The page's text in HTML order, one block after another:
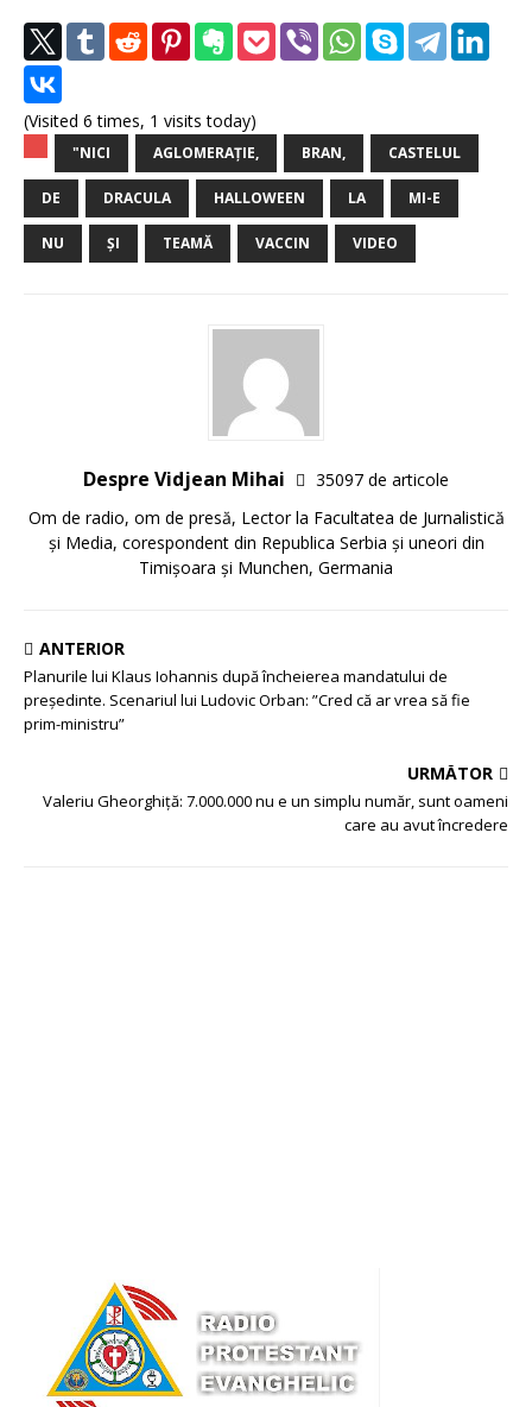
(Visited 6 times, 1 visits today)
"NICI AGLOMERAȚIE, BRAN, CASTELUL
DE DRACULA HALLOWEEN LA MI-E
NU ȘI TEAMĂ VACCIN VIDEO
Despre Vidjean Mihai
35097 de articole
Om de radio, om de presă, Lector la Facultatea de Jurnalistică
și Media, corespondent din Republica Serbia și uneori din
Timișoara și Munchen, Germania
ANTERIOR
Planurile lui Klaus Iohannis după încheierea mandatului de
președinte. Scenariul lui Ludovic Orban: ”Cred că ar vrea să fie
prim-ministru”
URMĂTOR
Valeriu Gheorghiţă: 7.000.000 nu e un simplu număr, sunt oameni
care au avut încredere